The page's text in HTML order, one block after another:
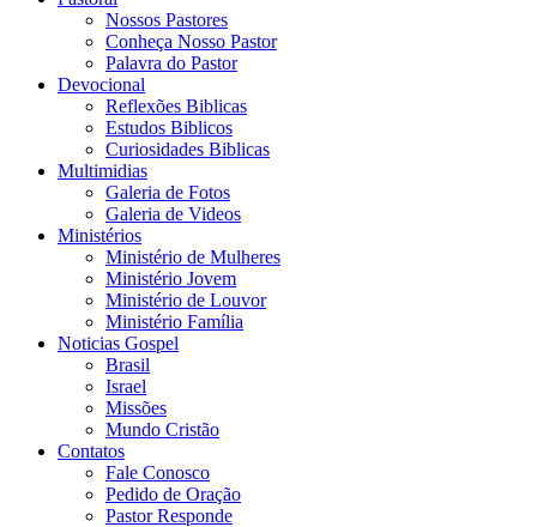
Nossos Pastores
Conheça Nosso Pastor
Palavra do Pastor
Devocional
Reflexões Biblicas
Estudos Biblicos
Curiosidades Biblicas
Multimidias
Galeria de Fotos
Galeria de Videos
Ministérios
Ministério de Mulheres
Ministério Jovem
Ministério de Louvor
Ministério Família
Noticias Gospel
Brasil
Israel
Missões
Mundo Cristão
Contatos
Fale Conosco
Pedido de Oração
Pastor Responde